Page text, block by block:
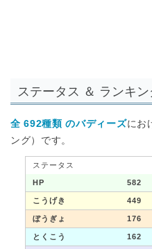
ステータス ＆ ランキン
全 692種類 のバディーズにお
ング）です。
ステータス
HP 582
こうげき 449
ぼうぎょ 176
とくこう 162